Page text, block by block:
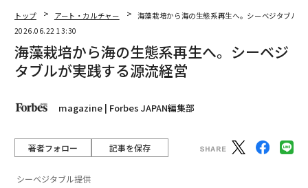
トップ アート・カルチャー
海藻栽培から海の生態系再生へ。シーベジタブル
2026.06.22 13:30
海藻栽培から海の生態系再生へ。シーベジ
タブルが実践する源流経営
magazine | Forbes JAPAN編集部
著者フォロー 記事を保存
シーベジタブル提供